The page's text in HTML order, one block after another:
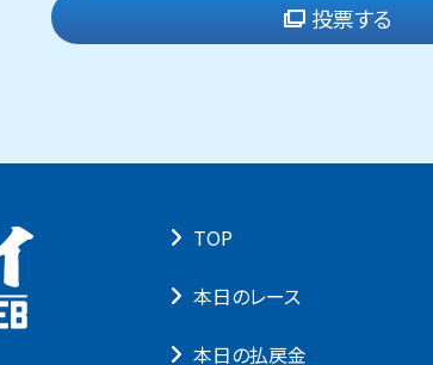
投票する
TOP
本⽇のレース
本⽇の払戻⾦